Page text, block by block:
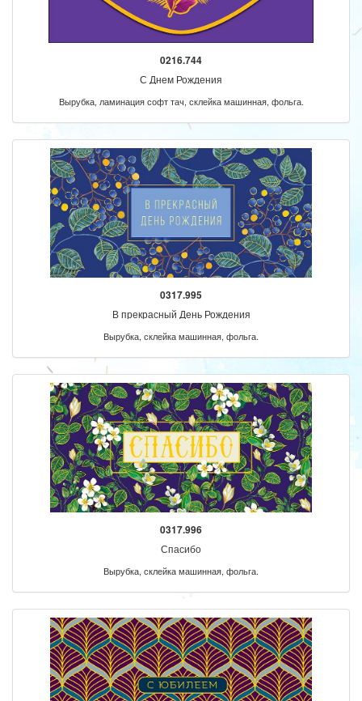
0216.744
С Днем Рождения
Вырубка, ламинация софт тач, склейка машинная, фольга.
0317.995
В прекрасный День Рождения
Вырубка, склейка машинная, фольга.
0317.996
Спасибо
Вырубка, склейка машинная, фольга.